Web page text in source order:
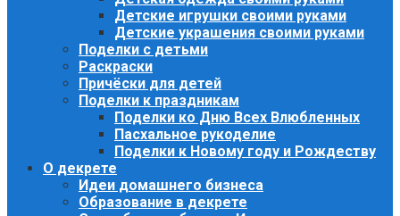
Детские игрушки своими руками
Детские украшения своими руками
Поделки с детьми
Раскраски
Причёски для детей
Поделки к праздникам
Поделки ко Дню Всех Влюбленных
Пасхальное рукоделие
Поделки к Новому году и Рождеству
О декрете
Идеи домашнего бизнеса
Образование в декрете